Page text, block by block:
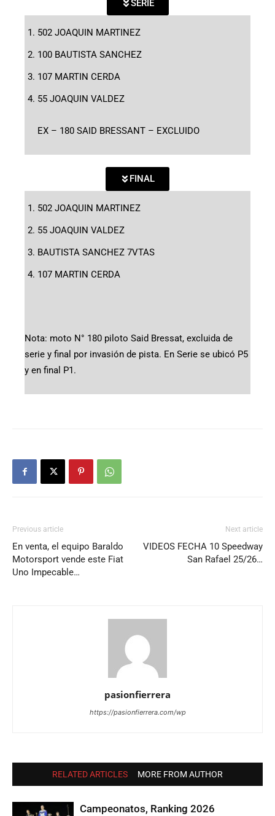
SERIE
502 JOAQUIN MARTINEZ
100 BAUTISTA SANCHEZ
107 MARTIN CERDA
55 JOAQUIN VALDEZ
EX – 180 SAID BRESSANT – EXCLUIDO
FINAL
502 JOAQUIN MARTINEZ
55 JOAQUIN VALDEZ
BAUTISTA SANCHEZ 7VTAS
107 MARTIN CERDA
Nota: moto N° 180 piloto Said Bressat, excluida de
serie y final por invasión de pista. En Serie se ubicó P5
y en final P1.
Previous article
En venta, el equipo Baraldo
Motorsport vende este Fiat
Uno Impecable…
Next article
VIDEOS FECHA 10 Speedway
San Rafael 25/26…
pasionfierrera
https://pasionfierrera.com/wp
RELATED ARTICLES MORE FROM AUTHOR
Campeonatos, Ranking 2026